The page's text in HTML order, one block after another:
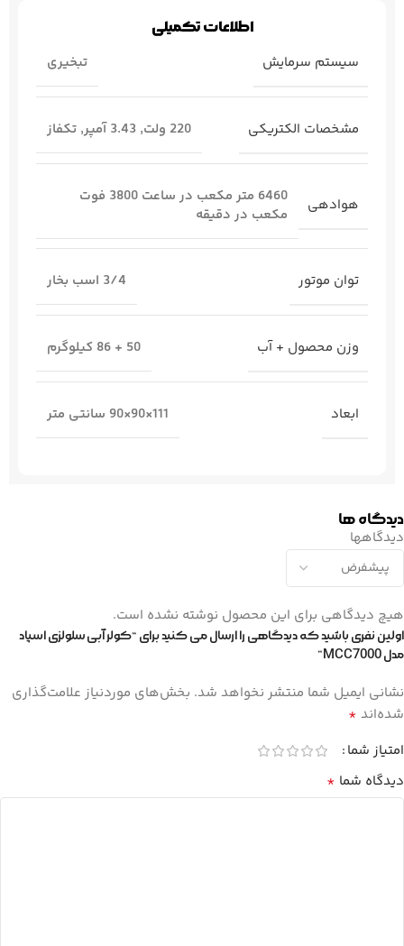
اطلاعات تکمیلی
سیستم سرمایش تبخیری
مشخصات الکتریکی 220 ولت , 3.43 آمپر , تکفاز
هوادهی
6460 متر مکعب در ساعت 3800 فوت
مکعب در دقیقه
توان موتور 3/4 اسب بخار
وزن محصول + آب 50 + 86 کیلوگرم
ابعاد 111×90×90 سانتی متر
دیدگاه ها
دیدگاهها
هیچ دیدگاهی برای این محصول نوشته نشده است.
اولین نفری باشید که دیدگاهی را ارسال می کنید برای “کولر آبی سلولزی اسپاد
مدل MCC7000”
نشانی ایمیل شما منتشر نخواهد شد. بخش‌های موردنیاز علامت‌گذاری
شده‌اند *
امتیاز شما
دیدگاه شما *